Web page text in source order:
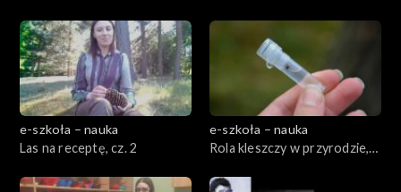
e-szkoła – nauka
Las na receptę, cz. 2
e-szkoła – nauka
Rola kleszczy w przyrodzie,